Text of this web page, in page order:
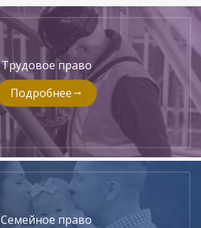
Трудовое право
Подробнее
Семейное право